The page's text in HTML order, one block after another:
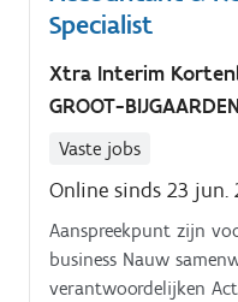
diensten Fiscale
van de aangiftes in de
Controle & Audit:
bij fiscale controles
en het voorbereiden
van verworpen
input vanuit het
Advisering:
vraagstukken en
Specialist
Xtra Interim
GROOT-BIJGAARDEN
Vaste jobs
Online sinds 23 jun.
Aanspreekpunt zijn
business Nauw
verantwoordelijken